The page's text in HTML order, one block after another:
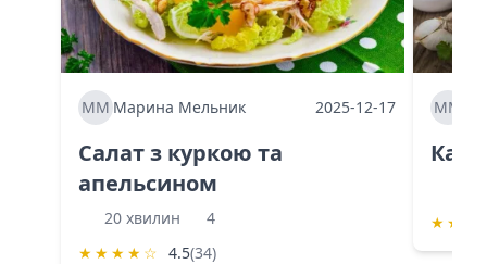
ММ Марина Мельник 2025-12-17
Салат з куркою та
апельсином
20 хвилин
4
★ ★ ★ ★ ☆ 4.5(34)
ММ
★ ★